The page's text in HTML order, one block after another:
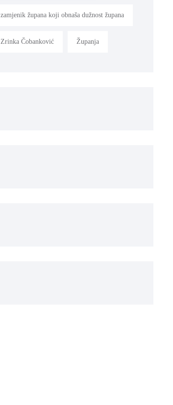
zamjenik župana koji obnaša dužnost župana
Zrinka Čobanković Županja